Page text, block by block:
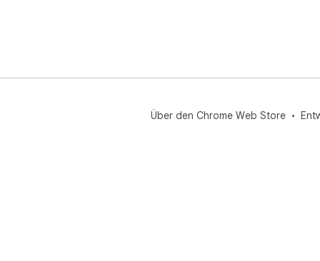
Über den Chrome Web Store